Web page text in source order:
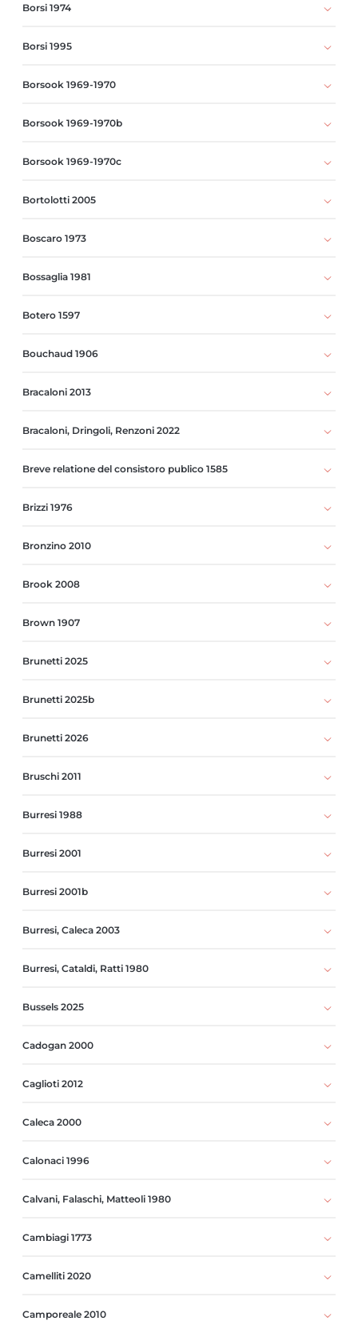
Borsi 1974
Borsi 1995
Borsook 1969-1970
Borsook 1969-1970b
Borsook 1969-1970c
Bortolotti 2005
Boscaro 1973
Bossaglia 1981
Botero 1597
Bouchaud 1906
Bracaloni 2013
Bracaloni, Dringoli, Renzoni 2022
Breve relatione del consistoro publico 1585
Brizzi 1976
Bronzino 2010
Brook 2008
Brown 1907
Brunetti 2025
Brunetti 2025b
Brunetti 2026
Bruschi 2011
Burresi 1988
Burresi 2001
Burresi 2001b
Burresi, Caleca 2003
Burresi, Cataldi, Ratti 1980
Bussels 2025
Cadogan 2000
Caglioti 2012
Caleca 2000
Calonaci 1996
Calvani, Falaschi, Matteoli 1980
Cambiagi 1773
Camelliti 2020
Camporeale 2010